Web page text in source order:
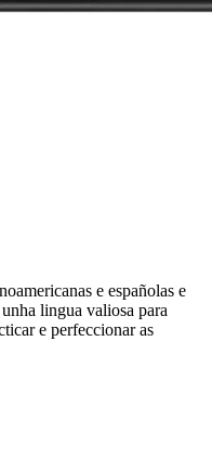
e españolas e
lingua valiosa para
e perfeccionar as